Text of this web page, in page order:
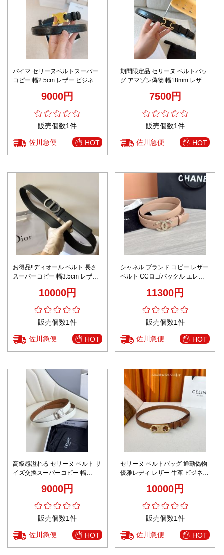
バイマ セリーヌベルトスーパー
コピー 幅2.5cm レザー ビジネス
9000円
販売個数1件
佐川急便 HOT
期間限定品 セリーヌ ベルトバッ
グ アマゾン偽物 幅18mm レザー
7500円
販売個数1件
佐川急便 HOT
お得品‼ディオール ベルト 長さ
スーパーコピー 幅3.5cm レザー
10000円
販売個数1件
佐川急便 HOT
シャネル ブランド コピー レザー
ベルト CCロゴバックル エレガ
11300円
販売個数1件
佐川急便 HOT
高級感溢れる セリーヌ ベルト サ
イズ交換スーパーコピー 幅
9000円
販売個数1件
佐川急便 HOT
セリーヌ ベルトバッグ 通勤偽物
優雅レディ レザー 牛革 ビジネス
10000円
販売個数1件
佐川急便 HOT